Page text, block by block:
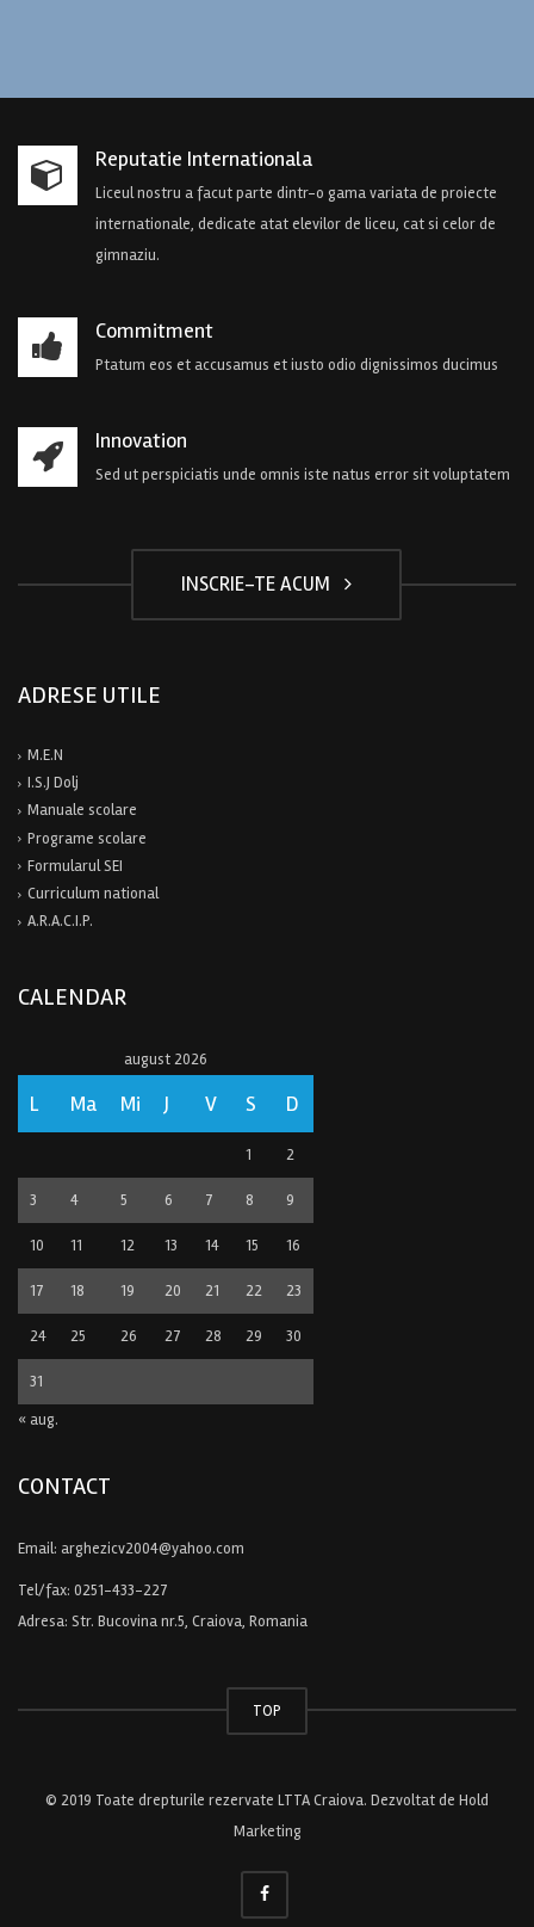
Reputatie Internationala
Liceul nostru a facut parte dintr-o gama variata de proiecte
internationale, dedicate atat elevilor de liceu, cat si celor de
gimnaziu.
Commitment
Ptatum eos et accusamus et iusto odio dignissimos ducimus
Innovation
Sed ut perspiciatis unde omnis iste natus error sit voluptatem
INSCRIE-TE ACUM
ADRESE UTILE
M.E.N
I.S.J Dolj
Manuale scolare
Programe scolare
Formularul SEI
Curriculum national
A.R.A.C.I.P.
CALENDAR
august 2026
L Ma Mi J V S D
1 2
3 4 5 6 7 8 9
10 11 12 13 14 15 16
17 18 19 20 21 22 23
24 25 26 27 28 29 30
31
« aug.
CONTACT
Email: arghezicv2004@yahoo.com
Tel/fax: 0251-433-227
Adresa: Str. Bucovina nr.5, Craiova, Romania
TOP
© 2019 Toate drepturile rezervate LTTA Craiova. Dezvoltat de Hold
Marketing